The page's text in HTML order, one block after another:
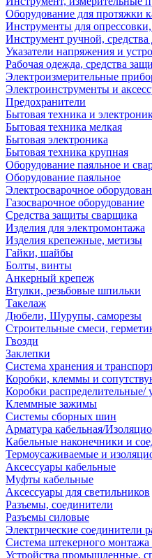
Оборудование для протяжки
Инструменты для
Инструмент ручной,
Указатели напряжения и
Рабочая одежда, средства
Электроизмерительные
Электроинструменты и
Предохранители
Бытовая техника и
Бытовая техника мелкая
Бытовая электроника
Бытовая техника крупная
Оборудование паяльное и
Оборудование паяльное
Электросварочное
Газосварочное оборудование
Средства защиты сварщика
Изделия для электромонтажа
Изделия крепежные, метизы
Гайки, шайбы
Болты, винты
Анкерный крепеж
Втулки, резьбовые шпильки
Такелаж
Дюбели, Шурупы, саморезы
Строительные смеси,
Гвозди
Заклепки
Система хранения и
Коробки, клеммы и
Коробки распределительные/
Клеммные зажимы
Системы сборных шин
Арматура кабельная/
Кабельные наконечники и
Термоусаживаемые и
Аксессуары кабельные
Муфты кабельные
Аксессуары для светильников
Разъемы, соединители
Разъемы силовые
Электрические соединители
Система штекерного монтажа
Устройства промышленные,